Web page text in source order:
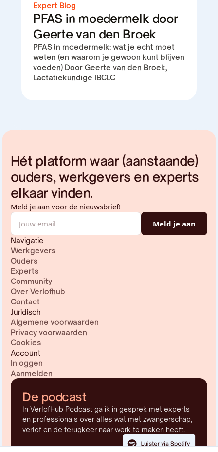
Expert Blog
PFAS in moedermelk door
Geerte van den Broek
PFAS in moedermelk: wat je echt moet
weten (en waarom je gewoon kunt blijven
voeden) Door Geerte van den Broek,
Lactatiekundige IBCLC
Hét platform waar (aanstaande)
ouders, werkgevers en experts
elkaar vinden.
Meld je aan voor de nieuwsbrief!
Meld je aan
Navigatie
Werkgevers
Ouders
Experts
Community
Over Verlofhub
Contact
Juridisch
Algemene voorwaarden
Privacy voorwaarden
Cookies
Account
Inloggen
Aanmelden
De podcast
In VerlofHub Podcast ga ik in gesprek met experts
en professionals over alles wat met zwangerschap,
verlof en de terugkeer naar werk te maken heeft.